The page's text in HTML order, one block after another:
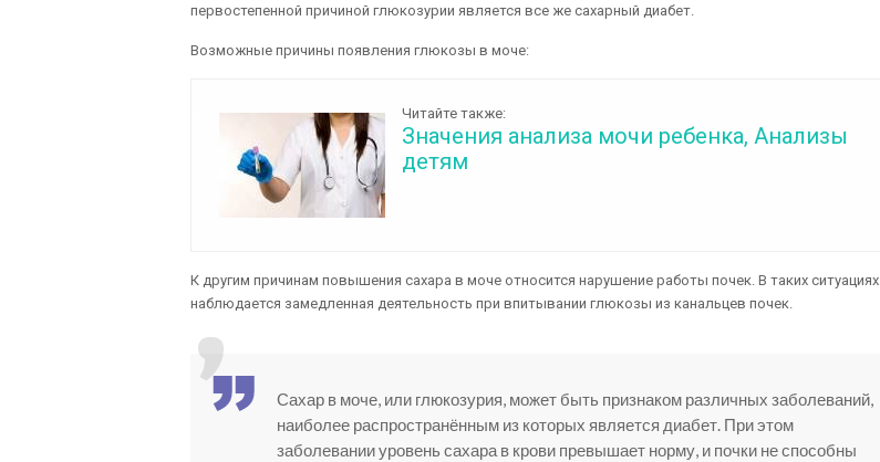
первостепенной причиной глюкозурии является все же сахарный диабет.
Возможные причины появления глюкозы в моче:
Читайте также:
Значения анализа мочи ребенка, Анализы
детям
К другим причинам повышения сахара в моче относится нарушение работы почек. В таких ситуациях
наблюдается замедленная деятельность при впитывании глюкозы из канальцев почек.
Сахар в моче, или глюкозурия, может быть признаком различных заболеваний,
наиболее распространённым из которых является диабет. При этом
заболевании уровень сахара в крови превышает норму, и почки не способны